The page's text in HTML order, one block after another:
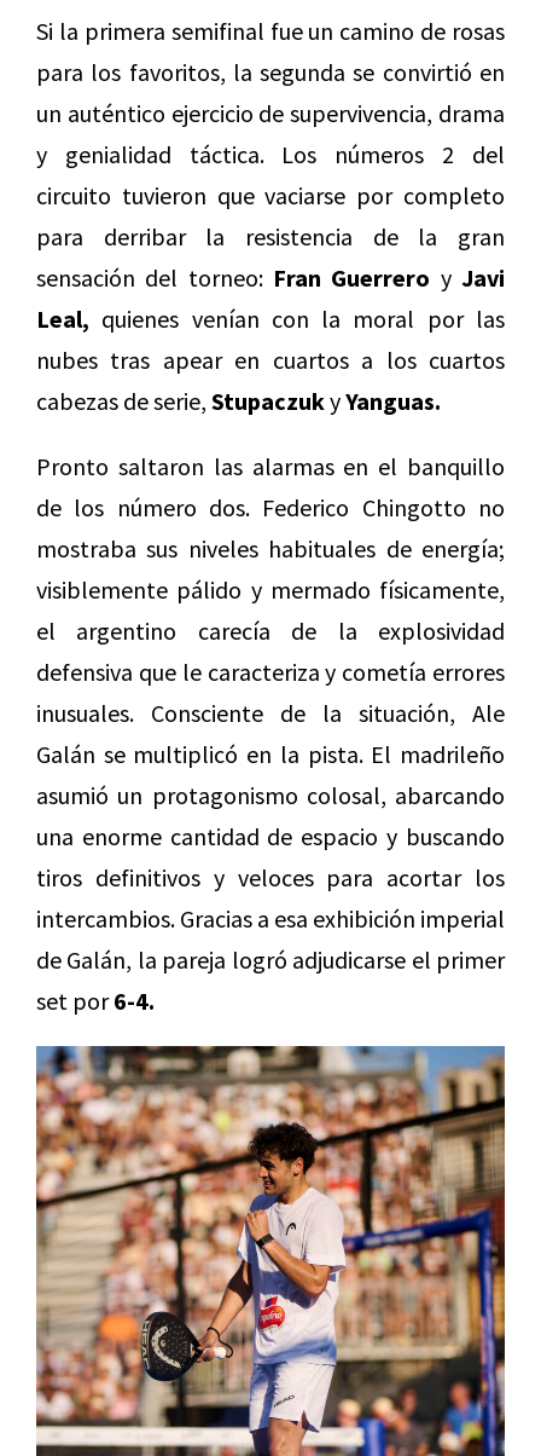
Si la primera semifinal fue un camino de rosas
para los favoritos, la segunda se convirtió en
un auténtico ejercicio de supervivencia, drama
y genialidad táctica. Los números 2 del
circuito tuvieron que vaciarse por completo
para derribar la resistencia de la gran
sensación del torneo: Fran Guerrero yJavi
Leal, quienes venían con la moral por las
nubes tras apear en cuartos a los cuartos
cabezas de serie, StupaczukyYanguas.
Pronto saltaron las alarmas en el banquillo
de los número dos. Federico Chingotto no
mostraba sus niveles habituales de energía;
visiblemente pálido y mermado físicamente,
el argentino carecía de la explosividad
defensiva que le caracteriza y cometía errores
inusuales. Consciente de la situación, Ale
Galán se multiplicó en la pista. El madrileño
asumió un protagonismo colosal, abarcando
una enorme cantidad de espacio y buscando
tiros definitivos y veloces para acortar los
intercambios. Gracias a esa exhibición imperial
de Galán, la pareja logró adjudicarse el primer
set por6-4.